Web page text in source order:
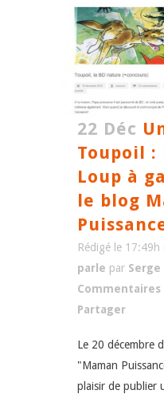
22 Déc
Toupoil :
Loup à
le blog
Rédigé le 17:49h
parle par
Commentaires
Partager
Le 20 décembre
"Maman
plaisir de publier